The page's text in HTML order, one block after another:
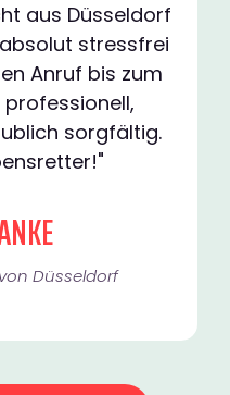
aus Düsseldorf
stressfrei
Anruf bis zum
professionell,
sorgfältig.
Düsseldorf​